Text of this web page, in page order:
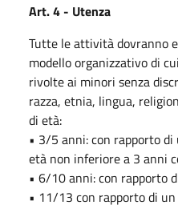
Art. 4 - Utenza
Tutte le attività dovranno
modello organizzativo di
rivolte ai minori senza
razza, etnia, lingua,
di età:
• 3/5 anni: con rapporto
età non inferiore a 3 anni
• 6/10 anni: con rapporto
• 11/13 con rapporto di